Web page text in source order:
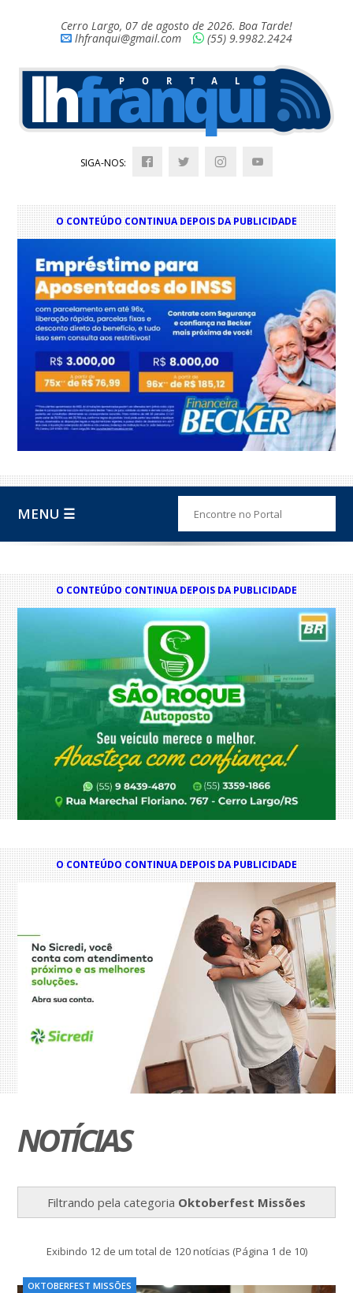
Cerro Largo, 07 de agosto de 2026. Boa Tarde!
lhfranqui@gmail.com
(55) 9.9982.2424
SIGA-NOS:
O CONTEÚDO CONTINUA DEPOIS DA PUBLICIDADE
MENU ☰
O CONTEÚDO CONTINUA DEPOIS DA PUBLICIDADE
O CONTEÚDO CONTINUA DEPOIS DA PUBLICIDADE
NOTÍCIAS
Filtrando pela categoria Oktoberfest Missões
Exibindo 12 de um total de 120 notícias (Página 1 de 10)
OKTOBERFEST MISSÕES